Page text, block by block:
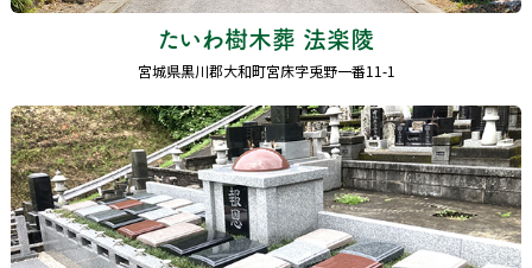
たいわ樹木葬 法楽陵
宮城県黒川郡大和町宮床字兎野一番11-1